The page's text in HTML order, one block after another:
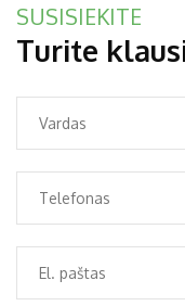
SUSISIEKITE
Turite